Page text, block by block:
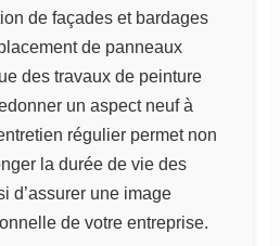
de façades et bardages
de panneaux
des travaux de peinture
un aspect neuf à
régulier permet non
la durée de vie des
d’assurer une image
de votre entreprise.